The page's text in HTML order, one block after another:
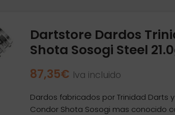
Dartstore Dardos
Shota Sosogi Steel
87,35€ Iva incluido
Dardos fabricados por Trinidad Darts
Condor Shota Sosogi mas conocido